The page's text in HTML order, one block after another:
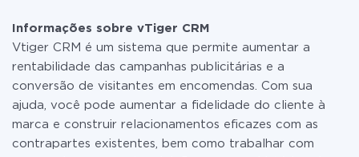
ou mudar para um de pago, se necessário. Mais
detalhes sobre tarifas.
Informações sobre vTiger CRM
Vtiger CRM é um sistema que permite aumentar a
rentabilidade das campanhas publicitárias e a
conversão de visitantes em encomendas. Com sua
ajuda, você pode aumentar a fidelidade do cliente à
marca e construir relacionamentos eficazes com as
contrapartes existentes, bem como trabalhar com